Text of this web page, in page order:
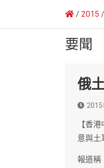
2015
要聞
俄
2015
【香
意與土
報道稱